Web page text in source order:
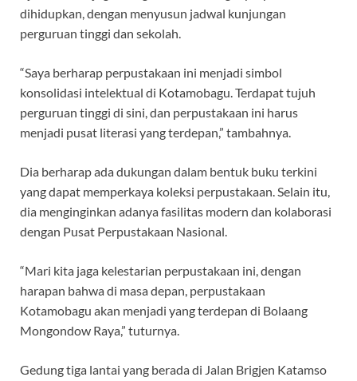
dihidupkan, dengan menyusun jadwal kunjungan
perguruan tinggi dan sekolah.
“Saya berharap perpustakaan ini menjadi simbol
konsolidasi intelektual di Kotamobagu. Terdapat tujuh
perguruan tinggi di sini, dan perpustakaan ini harus
menjadi pusat literasi yang terdepan,” tambahnya.
Dia berharap ada dukungan dalam bentuk buku terkini
yang dapat memperkaya koleksi perpustakaan. Selain itu,
dia menginginkan adanya fasilitas modern dan kolaborasi
dengan Pusat Perpustakaan Nasional.
“Mari kita jaga kelestarian perpustakaan ini, dengan
harapan bahwa di masa depan, perpustakaan
Kotamobagu akan menjadi yang terdepan di Bolaang
Mongondow Raya,” tuturnya.
Gedung tiga lantai yang berada di Jalan Brigjen Katamso